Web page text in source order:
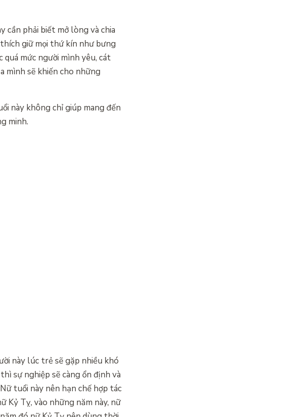
cần phải biết mở lòng và chia
giữ mọi thứ kín như bưng
quá mức người mình yêu, cát
mình sẽ khiến cho những
này không chỉ giúp mang đến
minh.
này lúc trẻ sẽ gặp nhiều khó
sự nghiệp sẽ càng ổn định và
tuổi này nên hạn chế hợp tác
Kỷ Tỵ, vào những năm này, nữ